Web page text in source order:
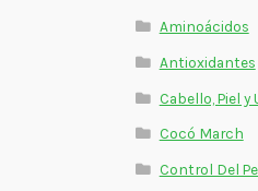
Aminoácidos
Antioxidantes
Cabello, Piel y
Cocó March
Control Del